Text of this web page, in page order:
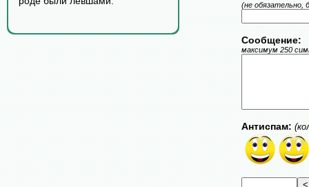
(не обязательно,
Сообщение:
максимум 250
Антиспам: